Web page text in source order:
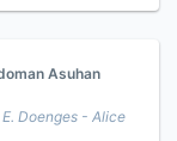
Asuhan
Doenges - Alice